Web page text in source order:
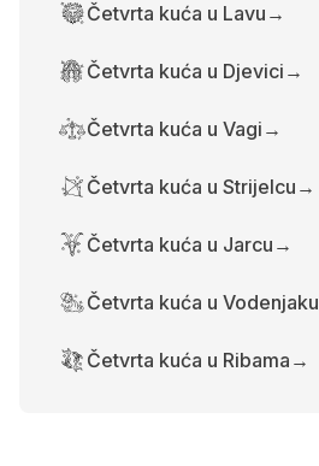
Četvrta kuća u Lavu →
Četvrta kuća u Djevici →
Četvrta kuća u Vagi →
Četvrta kuća u Strijelcu →
Četvrta kuća u Jarcu →
Četvrta kuća u Vodenjaku
Četvrta kuća u Ribama →